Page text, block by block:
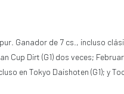
Ganador de 7 cs., incluso
Dirt (G1) dos veces;
en Tokyo Daishoten (G1); y